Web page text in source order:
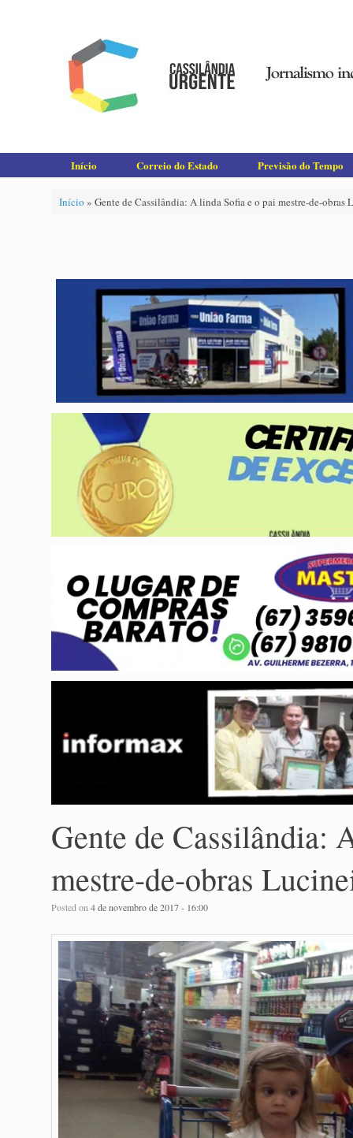
Início Correio do Estado Previsão do Tempo
Início » Gente de Cassilândia: A linda Sofia e o pai mestre-de-obras
Gente de Cassilândia:
mestre-de-obras
Posted on4 de novembro de 2017 - 16:00